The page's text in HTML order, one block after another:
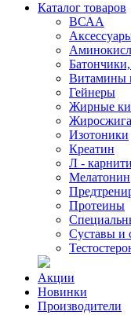
Каталог товаров
ВСАА
Витамины
Гейнеры
Жирные
Изотоники
Креатин
Л -
Мелатонин
Протеины
Суставы и
Акции
Новинки
Производители